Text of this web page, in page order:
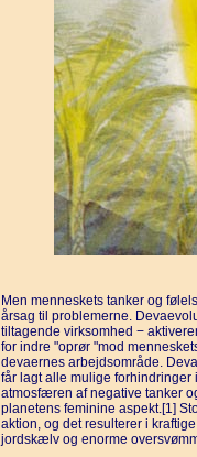
Men menneskets tanker og
årsag til problemerne.
tiltagende virksomhed −
for indre "oprør "mod
devaernes arbejdsområde.
får lagt alle mulige
atmosfæren af negative tanker
planetens feminine aspekt.[1]
aktion, og det resulterer i
jordskælv og enorme